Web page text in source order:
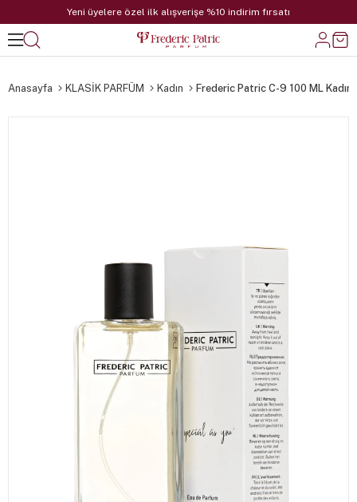
Yeni üyelere özel ilk alışverişe %10 indirim fırsatı
Anasayfa KLASİK PARFÜM Kadın Frederic Patric C-9 100 ML Kadın